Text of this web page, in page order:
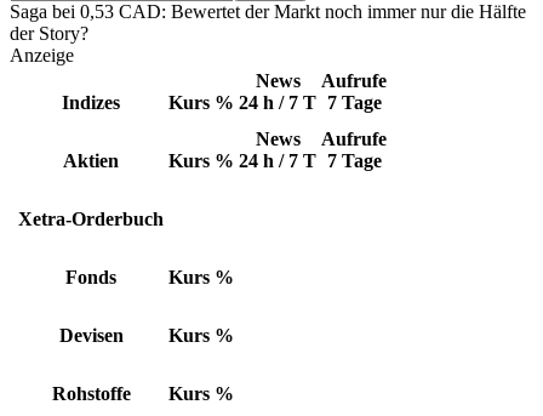
Saga bei 0,53 CAD: Bewertet der Markt noch immer nur die Hälfte
der Story?
Anzeige
Indizes Kurs %
News
24 h / 7 T
Aufrufe
7 Tage
Aktien Kurs %
News
24 h / 7 T
Aufrufe
7 Tage
Xetra-Orderbuch
Fonds Kurs %
Devisen Kurs %
Rohstoffe Kurs %